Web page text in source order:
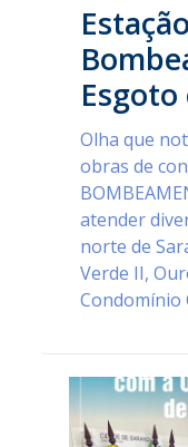
Olha que
obras de
atender
norte de
Verde II,
Condomínio